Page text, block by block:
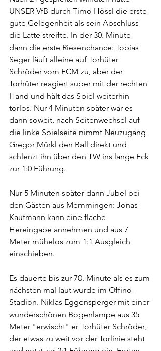
UNSER VfB durch Timo Hössl die erste
gute Gelegenheit als sein Abschluss
die Latte streifte. In der 30. Minute
dann die erste Riesenchance: Tobias
Seger läuft alleine auf Torhüter
Schröder vom FCM zu, aber der
Torhüter reagiert super mit der rechten
Hand und hält das Spiel weiterhin
torlos. Nur 4 Minuten später war es
dann soweit, nach Seitenwechsel auf
die linke Spielseite nimmt Neuzugang
Gregor Mürkl den Ball direkt und
schlenzt ihn über den TW ins lange Eck
zur 1:0 Führung.
Nur 5 Minuten später dann Jubel bei
den Gästen aus Memmingen: Jonas
Kaufmann kann eine flache
Hereingabe annehmen und aus 7
Meter mühelos zum 1:1 Ausgleich
einschieben.
Es dauerte bis zur 70. Minute als es zum
nächsten mal laut wurde im Offino-
Stadion. Niklas Eggensperger mit einer
wunderschönen Bogenlampe aus 35
Meter "erwischt" er Torhüter Schröder,
der etwas zu weit vor der Torlinie steht